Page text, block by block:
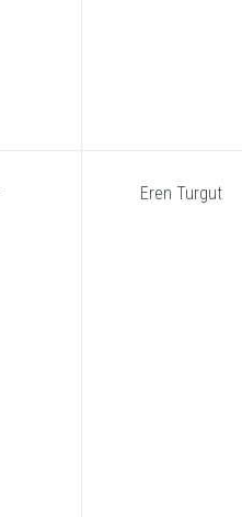
Eren Turgut